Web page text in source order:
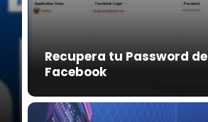
Recupera tu Password de
Facebook